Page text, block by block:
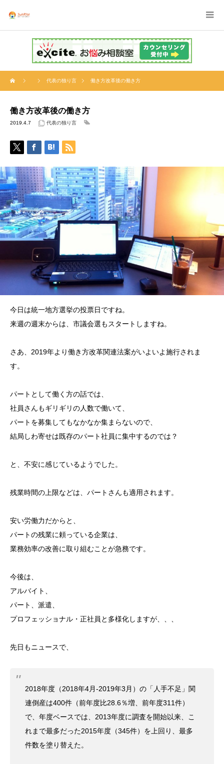
代表の独り言 働き方改革後の働き方
働き方改革後の働き方
2019.4.7 代表の独り言
今日は統一地方選挙の投票日ですね。
来週の週末からは、市議会選もスタートしますね。
さあ、2019年より働き方改革関連法案がいよいよ施行されま
す。
パートとして働く方の話では、
社員さんもギリギリの人数で働いて、
パートを募集してもなかなか集まらないので、
結局しわ寄せは既存のパート社員に集中するのでは？
と、不安に感じているようでした。
残業時間の上限などは、パートさんも適用されます。
安い労働力だからと、
パートの残業に頼っている企業は、
業務効率の改善に取り組むことが急務です。
今後は、
アルバイト、
パート、派遣、
プロフェッショナル・正社員と多様化しますが、、、
先日もニュースで、
2018年度（2018年4月-2019年3月）の「人手不足」関
連倒産は400件（前年度比28.6％増、前年度311件）
で、年度ベースでは、2013年度に調査を開始以来、こ
れまで最多だった2015年度（345件）を上回り、最多
件数を塗り替えた。